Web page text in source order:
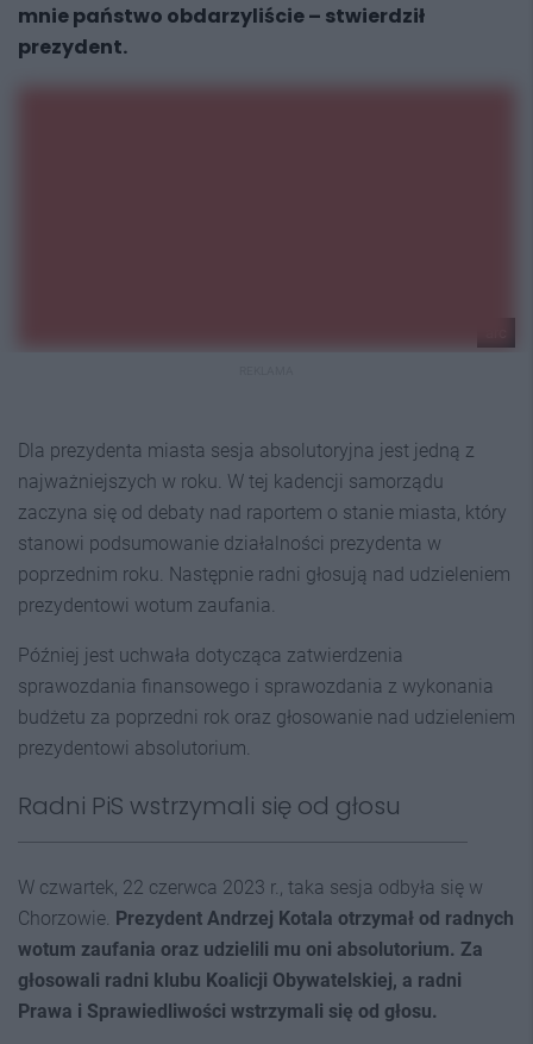
mnie państwo obdarzyliście – stwierdził
prezydent.
Dla prezydenta miasta sesja absolutoryjna jest jedną z
najważniejszych w roku. W tej kadencji samorządu
zaczyna się od debaty nad raportem o stanie miasta, który
stanowi podsumowanie działalności prezydenta w
poprzednim roku. Następnie radni głosują nad udzieleniem
prezydentowi wotum zaufania.
Później jest uchwała dotycząca zatwierdzenia
sprawozdania finansowego i sprawozdania z wykonania
budżetu za poprzedni rok oraz głosowanie nad udzieleniem
prezydentowi absolutorium.
Radni PiS wstrzymali się od głosu
W czwartek, 22 czerwca 2023 r., taka sesja odbyła się w
Chorzowie. Prezydent Andrzej Kotala otrzymał od radnych
wotum zaufania oraz udzielili mu oni absolutorium. Za
głosowali radni klubu Koalicji Obywatelskiej, a radni
Prawa i Sprawiedliwości wstrzymali się od głosu.